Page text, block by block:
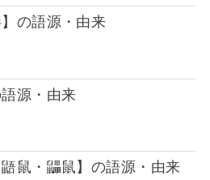
の語源・由来
源・由来
鼠・鼺鼠】の語源・由来